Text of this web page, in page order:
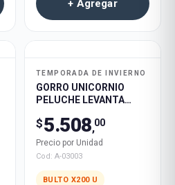
+ Agregar
TEMPORADA DE INVIERNO
GORRO UNICORNIO
PELUCHE LEVANTA
$5.508,00
Precio por Unidad
Cod: A-03003
BULTO X200 U